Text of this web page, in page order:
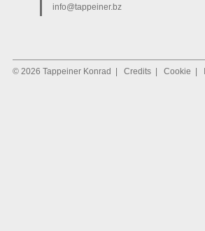
info@tappeiner.bz
© 2026 Tappeiner Konrad Credits Cookie